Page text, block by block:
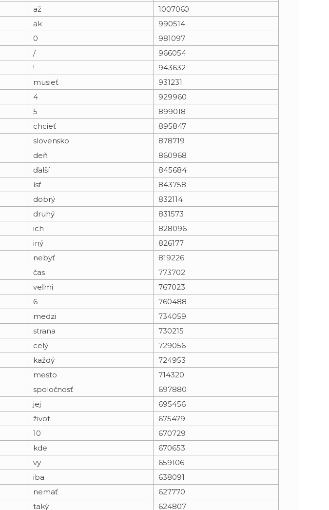
až
1007060
ak
990514
0
981097
/
966054
!
943632
musieť
931231
4
929960
5
899018
chcieť
895847
slovensko
878719
deň
860968
ďalší
845684
ísť
843758
dobrý
832114
druhý
831573
ich
828096
iný
826177
nebyť
819226
čas
773702
veľmi
767023
6
760488
medzi
734059
strana
730215
celý
729056
každý
724953
mesto
714320
spoločnosť
697880
jej
695456
život
675479
10
670729
kde
670653
vy
659106
iba
638091
nemať
627770
taký 624807